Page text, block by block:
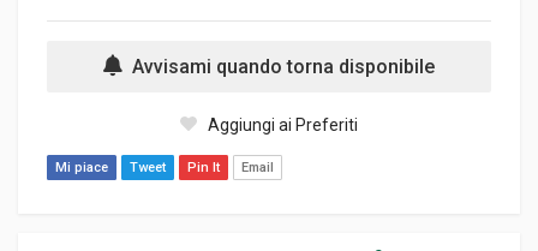
Avvisami quando torna disponibile
Aggiungi ai Preferiti
Mi piace Tweet Pin It Email